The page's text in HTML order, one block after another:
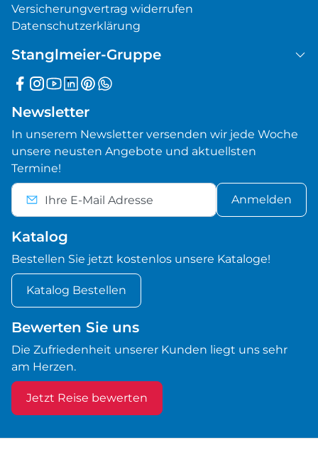
Versicherungvertrag widerrufen
Datenschutzerklärung
Stanglmeier-Gruppe
Newsletter
In unserem Newsletter versenden wir jede Woche
unsere neusten Angebote und aktuellsten
Termine!
Anmelden
Katalog
Bestellen Sie jetzt kostenlos unsere Kataloge!
Katalog Bestellen
Bewerten Sie uns
Die Zufriedenheit unserer Kunden liegt uns sehr
am Herzen.
Jetzt Reise bewerten